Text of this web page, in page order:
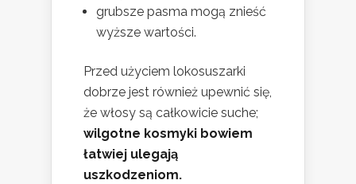
grubsze pasma mogą znieść
wyższe wartości.
Przed użyciem lokosuszarki
dobrze jest również upewnić się,
że włosy są całkowicie suche;
wilgotne kosmyki bowiem
łatwiej ulegają
uszkodzeniom.